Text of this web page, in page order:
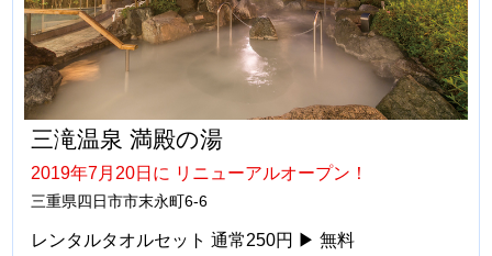
三滝温泉 満殿の湯
2019年7月20日に リニューアルオープン！
三重県四日市市末永町6-6
レンタルタオルセット 通常250円 ▶ 無料